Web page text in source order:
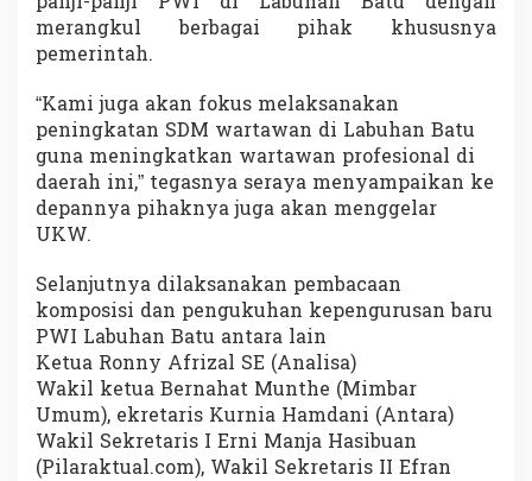
merangkul berbagai pihak khususnya
pemerintah.
“Kami juga akan fokus melaksanakan
peningkatan SDM wartawan di Labuhan Batu
guna meningkatkan wartawan profesional di
daerah ini,” tegasnya seraya menyampaikan ke
depannya pihaknya juga akan menggelar
UKW.
Selanjutnya dilaksanakan pembacaan
komposisi dan pengukuhan kepengurusan baru
PWI Labuhan Batu antara lain
Ketua Ronny Afrizal SE (Analisa)
Wakil ketua Bernahat Munthe (Mimbar
Umum), ekretaris Kurnia Hamdani (Antara)
Wakil Sekretaris I Erni Manja Hasibuan
(Pilaraktual.com), Wakil Sekretaris II Efran